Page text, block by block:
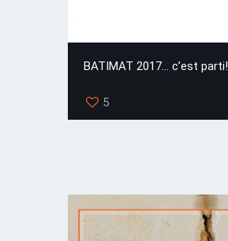
BATIMAT 2017… c’est parti!
5